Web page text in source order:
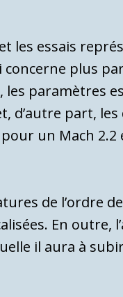
les essais
concerne plus
paramètres
d’autre part, les
un Mach 2.2
de l’ordre
En outre,
il aura à